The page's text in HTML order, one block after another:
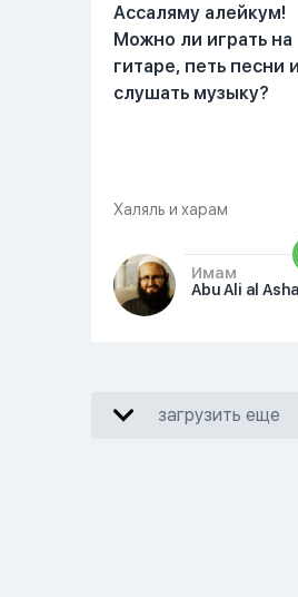
Ассаляму алейкум!
Можно ли играть на
гитаре, петь песни и
слушать музыку?
Халяль и харам
Имам
Abu Ali al
загрузить еще